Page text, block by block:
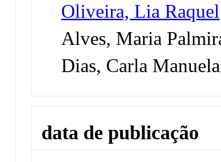
Oliveira, Lia Raquel
Alves, Maria
Dias, Carla
data de publicação